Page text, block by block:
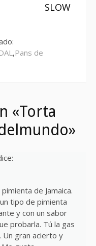
SLOW
,Pans de
«Torta
de Jamaica.
tipo de pimienta
y con un sabor
probarla. Tú la gas
Un gran acierto y